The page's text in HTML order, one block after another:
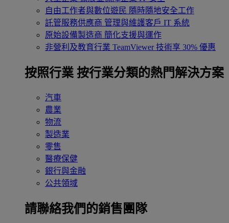
自由工作者與數位遊民 隨時隨地安全工作
託管服務供應商 管理與維護客戶 IT 系統
原始設備製造商 簡化支援與運作
非營利及教育行業 TeamViewer 技術享 30% 優惠
按照行業 按行業分類的熱門解決方案
汽車
農業
物流
製造業
零售
醫療保健
銀行與金融
公共領域
請聯絡我們的銷售團隊